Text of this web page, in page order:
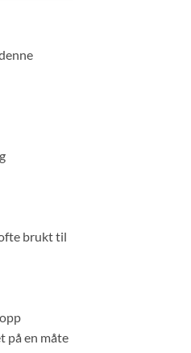
brukt til
på en måte